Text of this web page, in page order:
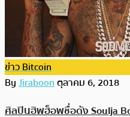
ข่าว Bitcoin
ByJiraboonตุลาคม 6, 2018
ศิลปินฮิพฮ็อพชื่อดัง Soulja